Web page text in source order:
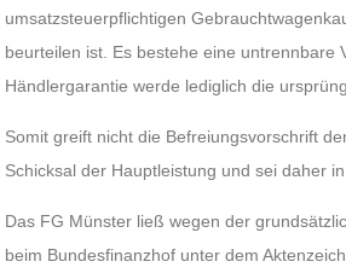
umsatzsteuerpflichtigen
beurteilen ist. Es bestehe eine untrennbare
Händlergarantie werde lediglich die
Somit greift nicht die Befreiungsvorschrift
Schicksal der Hauptleistung und sei daher
Das FG Münster ließ wegen der
beim Bundesfinanzhof unter dem